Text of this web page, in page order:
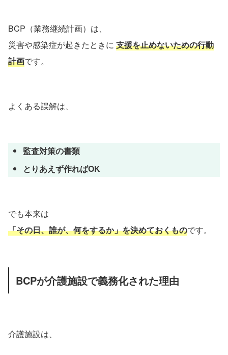
BCP（業務継続計画）は、
災害や感染症が起きたときに 支援を止めないための行動
計画です。
よくある誤解は、
監査対策の書類
とりあえず作ればOK
でも本来は
「その日、誰が、何をするか」を決めておくものです。
BCPが介護施設で義務化された理由
介護施設は、